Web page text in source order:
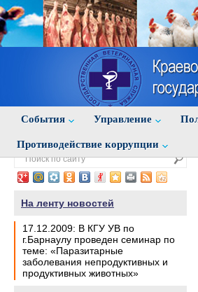
События Управление
Противодействие коррупции
На ленту новостей
17.12.2009: В КГУ УВ по
г.Барнаулу проведен семинар по
теме: «Паразитарные
заболевания непродуктивных и
продуктивных животных»